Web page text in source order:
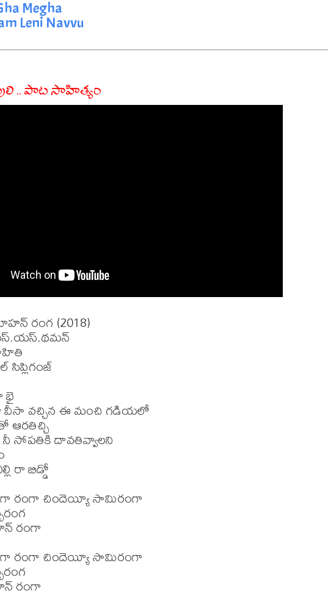
Megha
Leni Navvu
.. పాట సాహిత్యం
రంగ (2018)
సిప్లిగంజ్
భై
వీసా వచ్చిన ఈ మంచి గడియలో
ఆరతిచ్చి
సోపతికి దావతివ్వాలని
రా బిడ్డో
రంగా చిందెయ్యీ సామిరంగా
రంగా
రంగా చిందెయ్యీ సామిరంగా
రంగా